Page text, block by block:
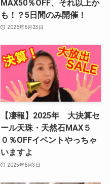
MAX50％OFF、それ以上か
も！？5日間のみ開催！
2026年6月23日
【凄報】2025年 大決算セ
ール天珠・天然石MAX５
０％OFFイベントやっちゃ
いますよ
2025年6月3日